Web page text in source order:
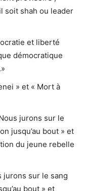
soit shah ou leader
et liberté
démocratique
» et « Mort à
jurons sur le
jusqu’au bout » et
du jeune rebelle
jurons sur le sang
bout » et